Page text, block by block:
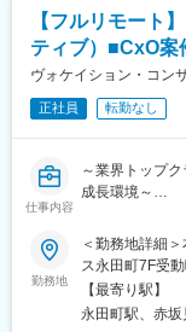
変更の範囲：
者が持つ経験
マッチング。
（3）紹介…企
う進捗管理、入
（4）候補者へ
よう退職交渉な
上記に加え、
壮行会の運営
に応じて行っ
配属予定部門
す。
・ヘルスケアチ
・コンシュー
【フルリモート
ティブ）■CxO案
ヴォケイション・コン
正社員 転勤なし
仕事内容
～業界トップ
成長環境～
給！
★フルリモート
分と、ご自身
★同社コンサ
のアシスタント
勤務地
＜勤務地詳細
ス永田町7F受
る事業所（リ
【最寄り駅】
永田町駅、赤